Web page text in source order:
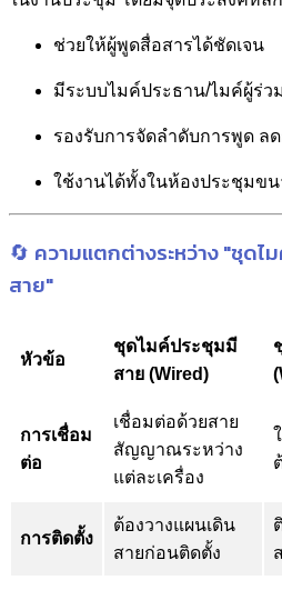
ช่วยให้ผู้พูดสื่อสารได้ชัดเจน
มีระบบไมค์ประธาน/ไมค์ผู้ร่ว
รองรับการจัดลำดับการพูด ล
ใช้งานได้ทั้งในห้องประชุมข
🔄 ความแตกต่างระหว่าง "ชุดไ
สาย"
หัวข้อ
ชุดไมค์ประชุมมี
สาย (Wired)
การเชื่อม
ต่อ
เชื่อมต่อด้วยสาย
สัญญาณระหว่าง
แต่ละเครื่อง
การติดตั้ง
ต้องวางแผนเดิน
สายก่อนติดตั้ง